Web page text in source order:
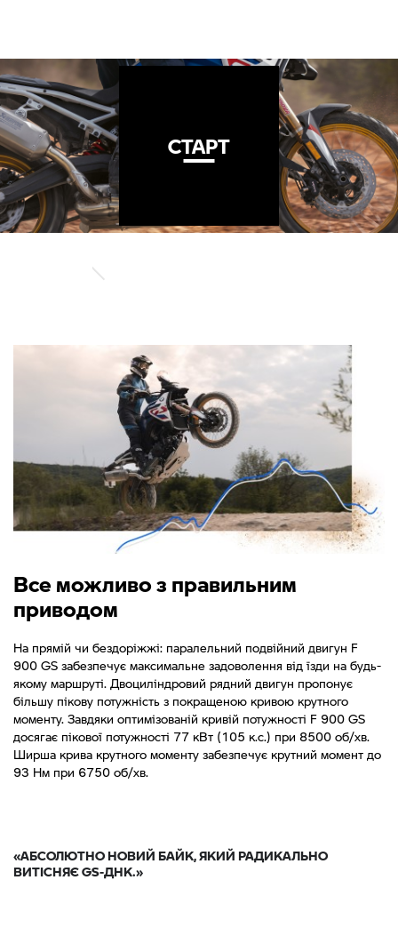
СТАРТ
Все можливо з правильним
приводом
На прямій чи бездоріжжі: паралельний подвійний двигун F
900 GS забезпечує максимальне задоволення від їзди на будь-
якому маршруті. Двоциліндровий рядний двигун пропонує
більшу пікову потужність з покращеною кривою крутного
моменту. Завдяки оптимізованій кривій потужності F 900 GS
досягає пікової потужності 77 кВт (105 к.с.) при 8500 об/хв.
Ширша крива крутного моменту забезпечує крутний момент до
93 Нм при 6750 об/хв.
«АБСОЛЮТНО НОВИЙ БАЙК, ЯКИЙ РАДИКАЛЬНО
ВИТІСНЯЄ GS-ДНК.»